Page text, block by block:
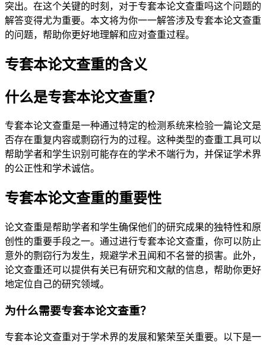
突出。在这个关键的时刻，对于专套本论文查重吗这个问题的
解答变得尤为重要。本文将为你一一解答涉及专套本论文查重
的问题，帮助你更好地理解和应对查重过程。
专套本论文查重的含义
什么是专套本论文查重？
专套本论文查重是一种通过特定的检测系统来检验一篇论文是
否存在重复内容或剽窃行为的过程。这种类型的查重工具可以
帮助学者和学生识别可能存在的学术不端行为，并保证学术界
的公正性和学术诚信。
专套本论文查重的重要性
论文查重是帮助学者和学生确保他们的研究成果的独特性和原
创性的重要手段之一。通过进行专套本论文查重，你可以防止
意外的剽窃行为发生，规避学术丑闻和不名誉的损害。此外，
论文查重还可以提供有关已有研究和文献的信息，帮助你更好
地定位自己的研究领域。
为什么需要专套本论文查重？
专套本论文查重对于学术界的发展和繁荣至关重要。以下是一